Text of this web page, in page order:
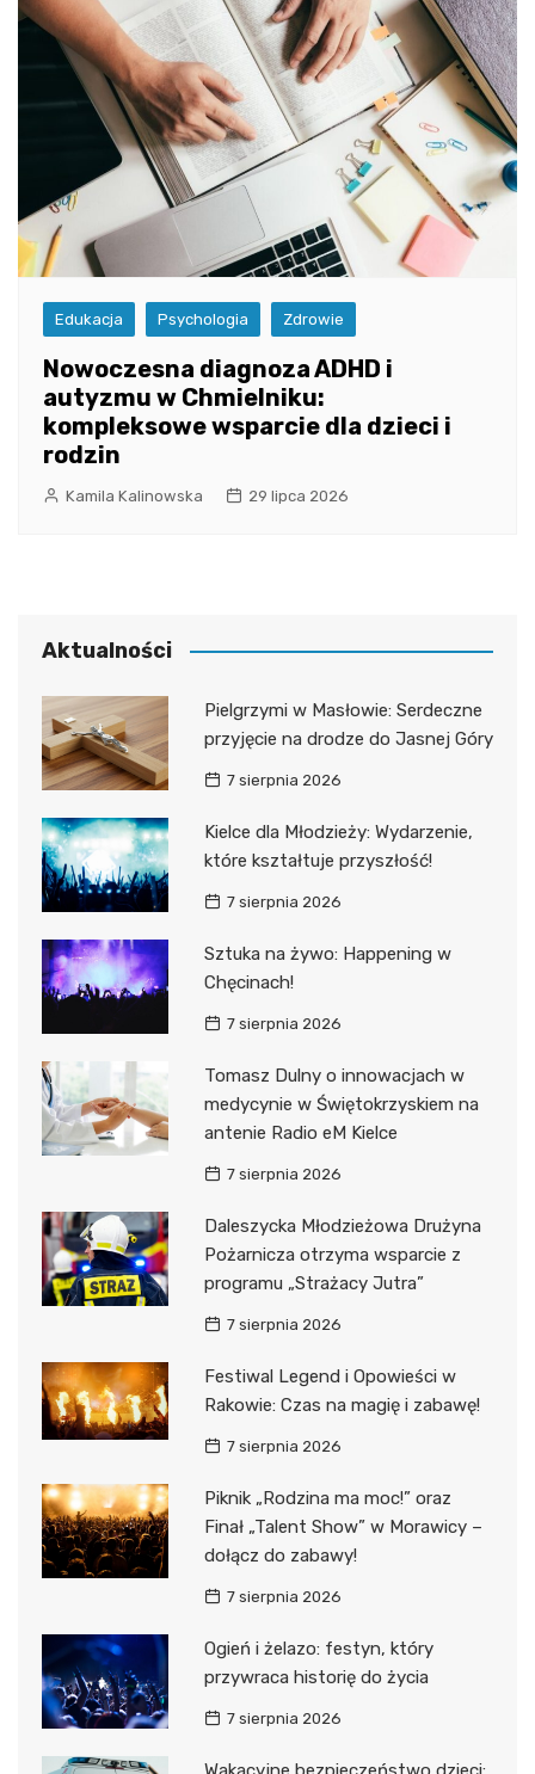
Edukacja Psychologia Zdrowie
Nowoczesna diagnoza ADHD i
autyzmu w Chmielniku:
kompleksowe wsparcie dla dzieci i
rodzin
Kamila Kalinowska 29 lipca 2026
Aktualności
Pielgrzymi w Masłowie: Serdeczne
przyjęcie na drodze do Jasnej Góry
7 sierpnia 2026
Kielce dla Młodzieży: Wydarzenie,
które kształtuje przyszłość!
7 sierpnia 2026
Sztuka na żywo: Happening w
Chęcinach!
7 sierpnia 2026
Tomasz Dulny o innowacjach w
medycynie w Świętokrzyskiem na
antenie Radio eM Kielce
7 sierpnia 2026
Daleszycka Młodzieżowa Drużyna
Pożarnicza otrzyma wsparcie z
programu „Strażacy Jutra”
7 sierpnia 2026
Festiwal Legend i Opowieści w
Rakowie: Czas na magię i zabawę!
7 sierpnia 2026
Piknik „Rodzina ma moc!” oraz
Finał „Talent Show” w Morawicy –
dołącz do zabawy!
7 sierpnia 2026
Ogień i żelazo: festyn, który
przywraca historię do życia
7 sierpnia 2026